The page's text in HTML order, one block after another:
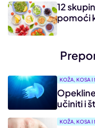
12
pomoći
KOŽA, KOSA I
učiniti i
KOŽA, KOSA I